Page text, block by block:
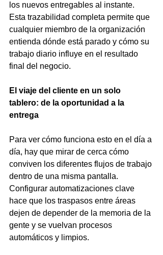
los nuevos entregables al instante.
Esta trazabilidad completa permite que
cualquier miembro de la organización
entienda dónde está parado y cómo su
trabajo diario influye en el resultado
final del negocio.
El viaje del cliente en un solo
tablero: de la oportunidad a la
entrega
Para ver cómo funciona esto en el día a
día, hay que mirar de cerca cómo
conviven los diferentes flujos de trabajo
dentro de una misma pantalla.
Configurar automatizaciones clave
hace que los traspasos entre áreas
dejen de depender de la memoria de la
gente y se vuelvan procesos
automáticos y limpios.